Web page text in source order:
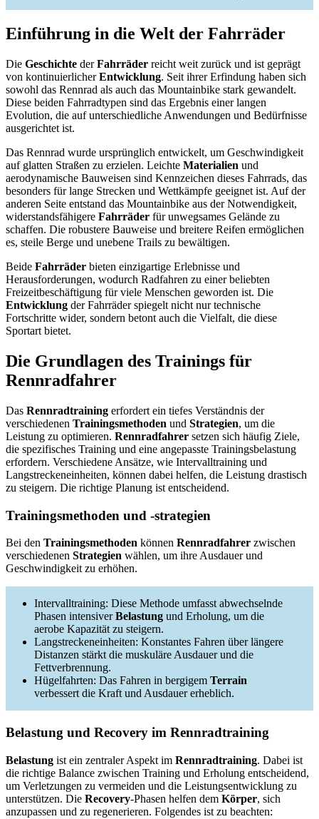
Einführung in die Welt der Fahrräder
Die Geschichte derFahrräder reicht weit zurück und ist geprägt
von kontinuierlicherEntwicklung. Seit ihrer Erfindung haben sich
sowohl das Rennrad als auch das Mountainbike stark gewandelt.
Diese beiden Fahrradtypen sind das Ergebnis einer langen
Evolution, die auf unterschiedliche Anwendungen und Bedürfnisse
ausgerichtet ist.
Das Rennrad wurde ursprünglich entwickelt, um Geschwindigkeit
auf glatten Straßen zu erzielen. Leichte Materialien und
aerodynamische Bauweisen sind Kennzeichen dieses Fahrrads, das
besonders für lange Strecken und Wettkämpfe geeignet ist. Auf der
anderen Seite entstand das Mountainbike aus der Notwendigkeit,
widerstandsfähigere Fahrräder für unwegsames Gelände zu
schaffen. Die robustere Bauweise und breitere Reifen ermöglichen
es, steile Berge und unebene Trails zu bewältigen.
Beide Fahrräder bieten einzigartige Erlebnisse und
Herausforderungen, wodurch Radfahren zu einer beliebten
Freizeitbeschäftigung für viele Menschen geworden ist. Die
Entwicklung der Fahrräder spiegelt nicht nur technische
Fortschritte wider, sondern betont auch die Vielfalt, die diese
Sportart bietet.
Die Grundlagen des Trainings für
Rennradfahrer
Das Rennradtraining erfordert ein tiefes Verständnis der
verschiedenen Trainingsmethoden und Strategien, um die
Leistung zu optimieren. Rennradfahrer setzen sich häufig Ziele,
die spezifisches Training und eine angepasste Trainingsbelastung
erfordern. Verschiedene Ansätze, wie Intervalltraining und
Langstreckeneinheiten, können dabei helfen, die Leistung drastisch
zu steigern. Die richtige Planung ist entscheidend.
Trainingsmethoden und -strategien
Bei den Trainingsmethoden können Rennradfahrer zwischen
verschiedenen Strategien wählen, um ihre Ausdauer und
Geschwindigkeit zu erhöhen.
Intervalltraining: Diese Methode umfasst abwechselnde
Phasen intensiverBelastung und Erholung, um die
aerobe Kapazität zu steigern.
Langstreckeneinheiten: Konstantes Fahren über längere
Distanzen stärkt die muskuläre Ausdauer und die
Fettverbrennung.
Hügelfahrten: Das Fahren in bergigem Terrain
verbessert die Kraft und Ausdauer erheblich.
Belastung und Recovery im Rennradtraining
Belastung ist ein zentraler Aspekt im Rennradtraining. Dabei ist
die richtige Balance zwischen Training und Erholung entscheidend,
um Verletzungen zu vermeiden und die Leistungsentwicklung zu
unterstützen. Die Recovery-Phasen helfen dem Körper, sich
anzupassen und zu regenerieren. Folgendes ist zu beachten: